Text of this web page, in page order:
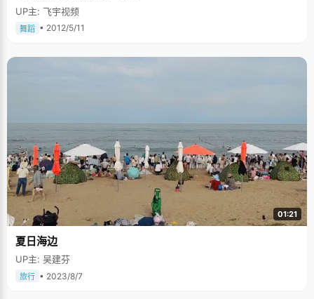
UP主: 飞宇视频
舞蹈 • 2012/5/11
01:21
夏日海边
UP主: 吴建芬
旅行 • 2023/8/7